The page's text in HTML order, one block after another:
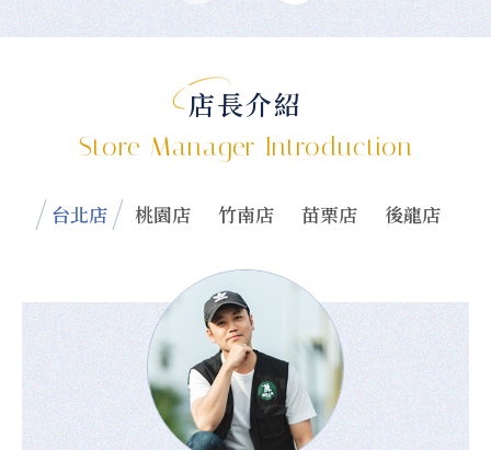
店長介紹
Store Manager Introduction
台北店 桃園店 竹南店 苗栗店 後龍店